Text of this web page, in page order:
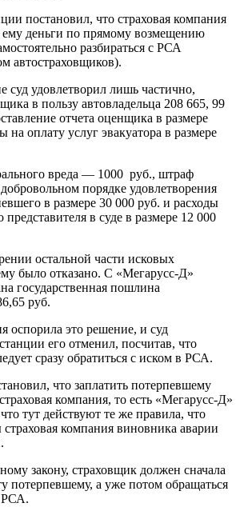
постановил, что страховая компания
ему деньги по прямому возмещению
разбираться с РСА
автостраховщиков).
суд удовлетворил лишь частично,
в пользу автовладельца 208 665, 99
отчета оценщика в размере
на оплату услуг эвакуатора в размере
вреда — 1000 руб., штраф
порядке удовлетворения
в размере 30 000 руб. и расходы
представителя в суде в размере 12 000
остальной части исковых
было отказано. С «Мегарусс-Д»
государственная пошлина
руб.
оспорила это решение, и суд
его отменил, посчитав, что
сразу обратиться с иском в РСА.
что заплатить потерпевшему
компания, то есть «Мегарусс-Д»
тут действуют те же правила, что
компания виновника аварии
закону, страховщик должен сначала
потерпевшему, а уже потом обращаться
РСА.